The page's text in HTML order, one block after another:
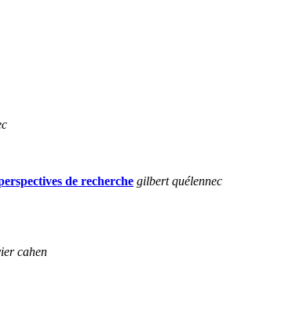
de recherche gilbert quélennec
cahen